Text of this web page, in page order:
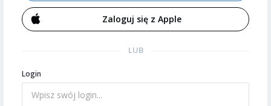
Zaloguj się z Apple
LUB
Login